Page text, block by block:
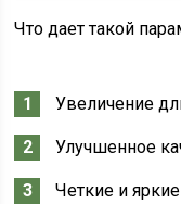
Что дает такой
Увеличение
Улучшенное
Четкие и